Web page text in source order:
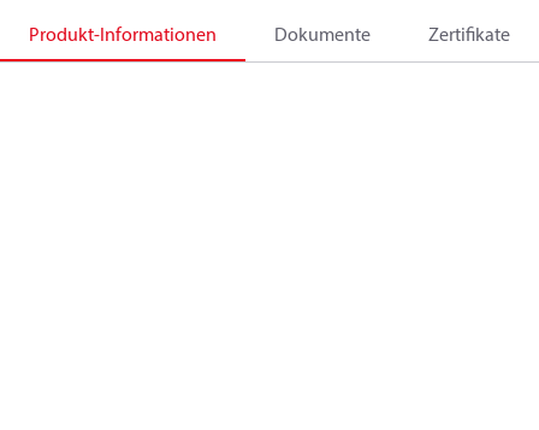
Produkt-Informationen Dokumente Zertifikate